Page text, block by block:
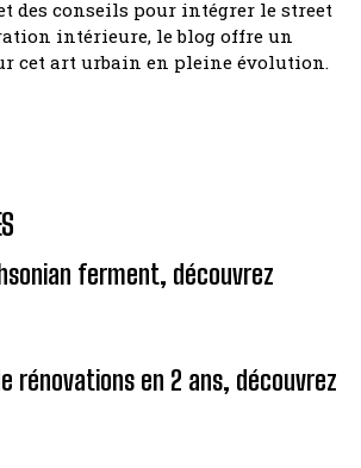
des conseils pour intégrer le street
intérieure, le blog offre un
cet art urbain en pleine évolution.
ferment, découvrez
rénovations en 2 ans, découvrez